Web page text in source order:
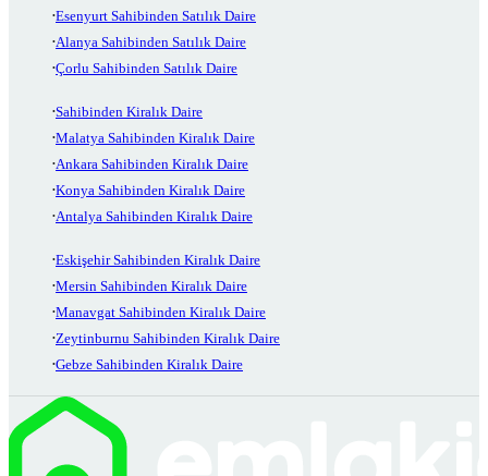
Esenyurt Sahibinden Satılık Daire
Alanya Sahibinden Satılık Daire
Çorlu Sahibinden Satılık Daire
Sahibinden Kiralık Daire
Malatya Sahibinden Kiralık Daire
Ankara Sahibinden Kiralık Daire
Konya Sahibinden Kiralık Daire
Antalya Sahibinden Kiralık Daire
Eskişehir Sahibinden Kiralık Daire
Mersin Sahibinden Kiralık Daire
Manavgat Sahibinden Kiralık Daire
Zeytinburnu Sahibinden Kiralık Daire
Gebze Sahibinden Kiralık Daire